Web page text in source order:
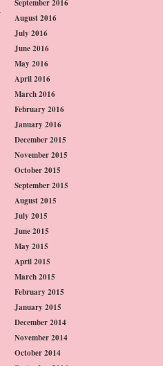
September 2016
August 2016
July 2016
June 2016
May 2016
April 2016
March 2016
February 2016
January 2016
December 2015
November 2015
October 2015
September 2015
August 2015
July 2015
June 2015
May 2015
April 2015
March 2015
February 2015
January 2015
December 2014
November 2014
October 2014